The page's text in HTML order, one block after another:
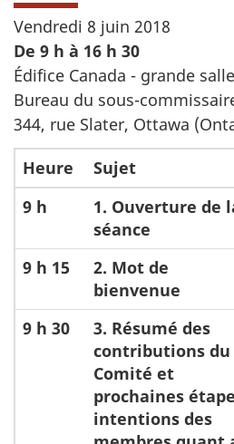
Vendredi 8 juin 2018
De 9 h à 16 h 30
Édifice Canada - grande
Bureau du sous-
344, rue Slater, Ottawa
Heure
Sujet
9 h
1. Ouverture de
séance
9 h 15
2. Mot de
bienvenue
9 h 30
3. Résumé des
contributions du
Comité et
prochaines
intentions des